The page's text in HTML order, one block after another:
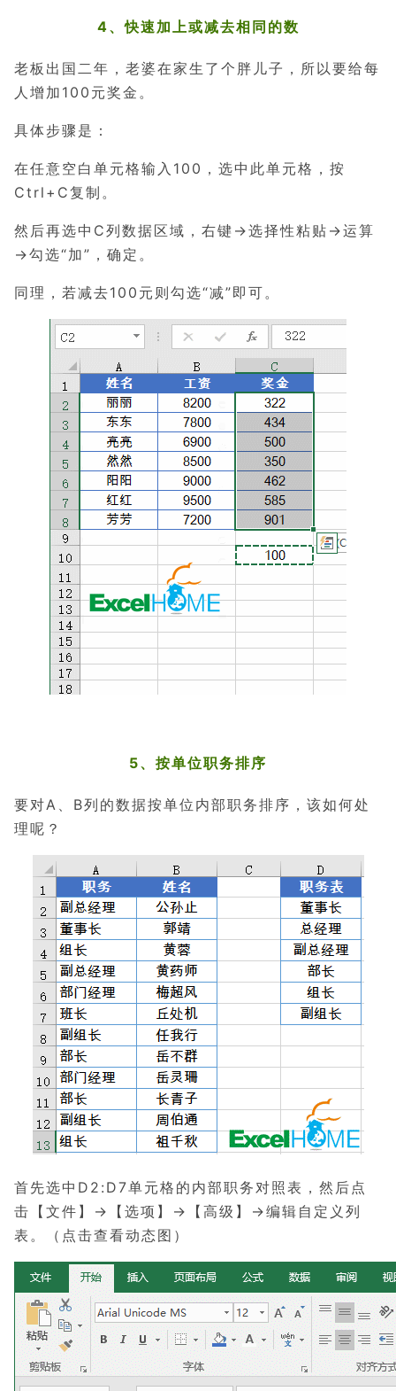
4、快速加上或减去相同的数
老板出国二年，老婆在家生了个胖儿子，所以要给每
人增加100元奖金。
具体步骤是：
在任意空白单元格输入100，选中此单元格，按
Ctrl+C复制。
然后再选中C列数据区域，右键→选择性粘贴→运算
→勾选“加”，确定。
同理，若减去100元则勾选“减”即可。
5、按单位职务排序
要对A、B列的数据按单位内部职务排序，该如何处
理呢？
首先选中D2:D7单元格的内部职务对照表，然后点
击【文件】→【选项】→【高级】→编辑自定义列
表。
（点击查看动态图）